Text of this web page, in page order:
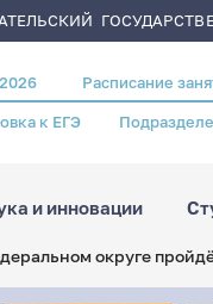
Расписание
к ЕГЭ
и инновации
округе